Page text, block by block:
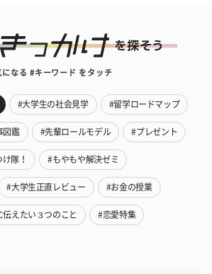
になる #キーワード をタッチ
#大学生の社会見学 #留学ロードマップ
図鑑 #先輩ロールモデル #プレゼント
隊！ #もやもや解決ゼミ
#大学生正直レビュー #お金の授業
伝えたい３つのこと #恋愛特集